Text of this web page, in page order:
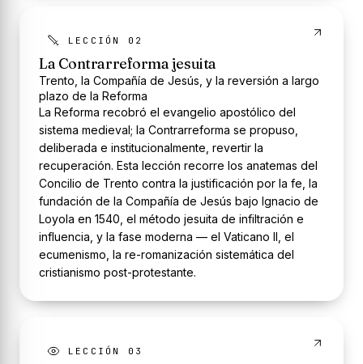
LECCIÓN 02
La Contrarreforma jesuita
Trento, la Compañía de Jesús, y la reversión a largo
plazo de la Reforma
La Reforma recobró el evangelio apostólico del
sistema medieval; la Contrarreforma se propuso,
deliberada e institucionalmente, revertir la
recuperación. Esta lección recorre los anatemas del
Concilio de Trento contra la justificación por la fe, la
fundación de la Compañía de Jesús bajo Ignacio de
Loyola en 1540, el método jesuita de infiltración e
influencia, y la fase moderna — el Vaticano II, el
ecumenismo, la re-romanización sistemática del
cristianismo post-protestante.
LECCIÓN 03